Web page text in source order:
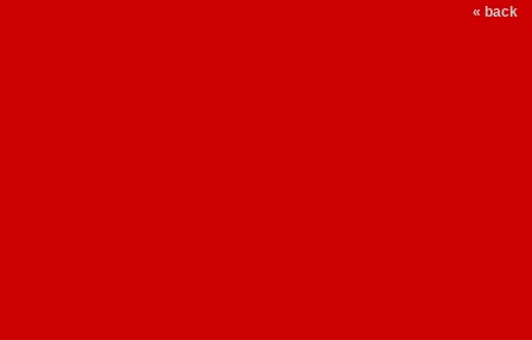
« back